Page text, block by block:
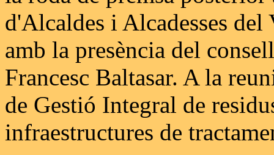
d'Alcaldes i Alcadesses
amb la presència del
Francesc Baltasar. A la
de Gestió Integral de
infraestructures de